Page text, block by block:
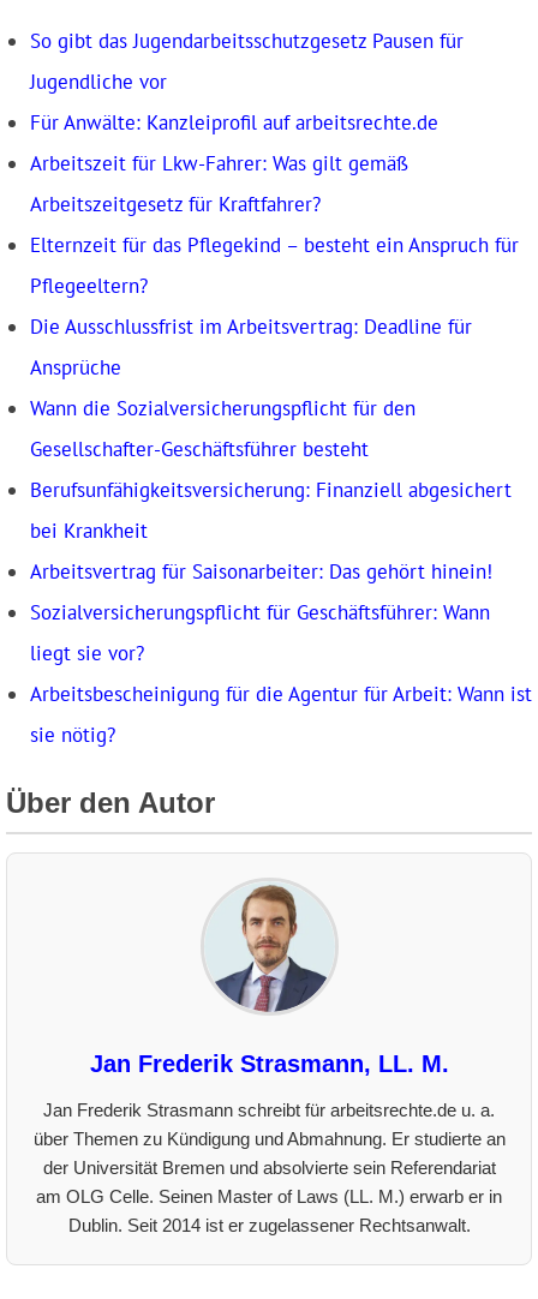
So gibt das Jugendarbeits­schutzgesetz Pausen für
Jugendliche vor
Für Anwälte: Kanzleiprofil auf arbeitsrechte.de
Arbeitszeit für Lkw-Fahrer: Was gilt gemäß
Arbeitszeitgesetz für Kraftfahrer?
Elternzeit für das Pflegekind – besteht ein Anspruch für
Pflegeeltern?
Die Ausschlussfrist im Arbeitsvertrag: Deadline für
Ansprüche
Wann die Sozialversicherungspflicht für den
Gesellschafter-Geschäftsführer besteht
Berufsunfähigkeits­versicherung: Finanziell abgesichert
bei Krankheit
Arbeitsvertrag für Saisonarbeiter: Das gehört hinein!
Sozialversicherungspflicht für Geschäftsführer: Wann
liegt sie vor?
Arbeitsbescheinigung für die Agentur für Arbeit: Wann ist
sie nötig?
Über den Autor
Jan Frederik Strasmann, LL. M.
Jan Frederik Strasmann schreibt für arbeitsrechte.de u. a.
über Themen zu Kündigung und Abmahnung. Er studierte an
der Universität Bremen und absolvierte sein Referendariat
am OLG Celle. Seinen Master of Laws (LL. M.) erwarb er in
Dublin. Seit 2014 ist er zugelassener Rechtsanwalt.